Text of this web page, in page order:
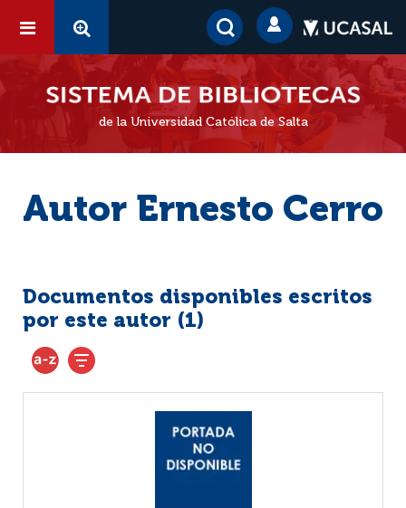
de la Universidad Católica de Salta
Autor Ernesto Cerro
Documentos disponibles escritos
por este autor (1)